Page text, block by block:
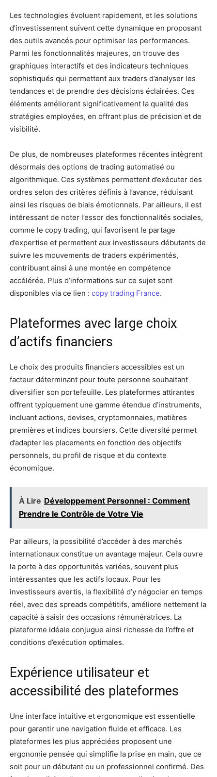
Les technologies évoluent rapidement, et les solutions
d’investissement suivent cette dynamique en proposant
des outils avancés pour optimiser les performances.
Parmi les fonctionnalités majeures, on trouve des
graphiques interactifs et des indicateurs techniques
sophistiqués qui permettent aux traders d’analyser les
tendances et de prendre des décisions éclairées. Ces
éléments améliorent significativement la qualité des
stratégies employées, en offrant plus de précision et de
visibilité.
De plus, de nombreuses plateformes récentes intègrent
désormais des options de trading automatisé ou
algorithmique. Ces systèmes permettent d’exécuter des
ordres selon des critères définis à l’avance, réduisant
ainsi les risques de biais émotionnels. Par ailleurs, il est
intéressant de noter l’essor des fonctionnalités sociales,
comme le copy trading, qui favorisent le partage
d’expertise et permettent aux investisseurs débutants de
suivre les mouvements de traders expérimentés,
contribuant ainsi à une montée en compétence
accélérée. Plus d’informations sur ce sujet sont
disponibles via ce lien : copy trading France.
Plateformes avec large choix
d’actifs financiers
Le choix des produits financiers accessibles est un
facteur déterminant pour toute personne souhaitant
diversifier son portefeuille. Les plateformes attirantes
offrent typiquement une gamme étendue d’instruments,
incluant actions, devises, cryptomonnaies, matières
premières et indices boursiers. Cette diversité permet
d’adapter les placements en fonction des objectifs
personnels, du profil de risque et du contexte
économique.
À Lire Développement Personnel : Comment
Prendre le Contrôle de Votre Vie
Par ailleurs, la possibilité d’accéder à des marchés
internationaux constitue un avantage majeur. Cela ouvre
la porte à des opportunités variées, souvent plus
intéressantes que les actifs locaux. Pour les
investisseurs avertis, la flexibilité d’y négocier en temps
réel, avec des spreads compétitifs, améliore nettement la
capacité à saisir des occasions rémunératrices. La
plateforme idéale conjugue ainsi richesse de l’offre et
conditions d’exécution optimales.
Expérience utilisateur et
accessibilité des plateformes
Une interface intuitive et ergonomique est essentielle
pour garantir une navigation fluide et efficace. Les
plateformes les plus appréciées proposent une
ergonomie pensée qui simplifie la prise en main, que ce
soit pour un débutant ou un professionnel confirmé. Des